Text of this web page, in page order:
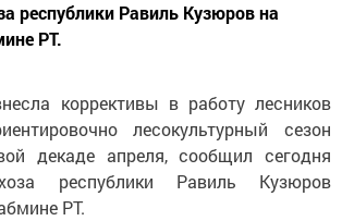
республики Равиль Кузюров на
РТ.
коррективы в работу лесников
лесокультурный сезон
декаде апреля, сообщил сегодня
республики Равиль Кузюров
РТ.